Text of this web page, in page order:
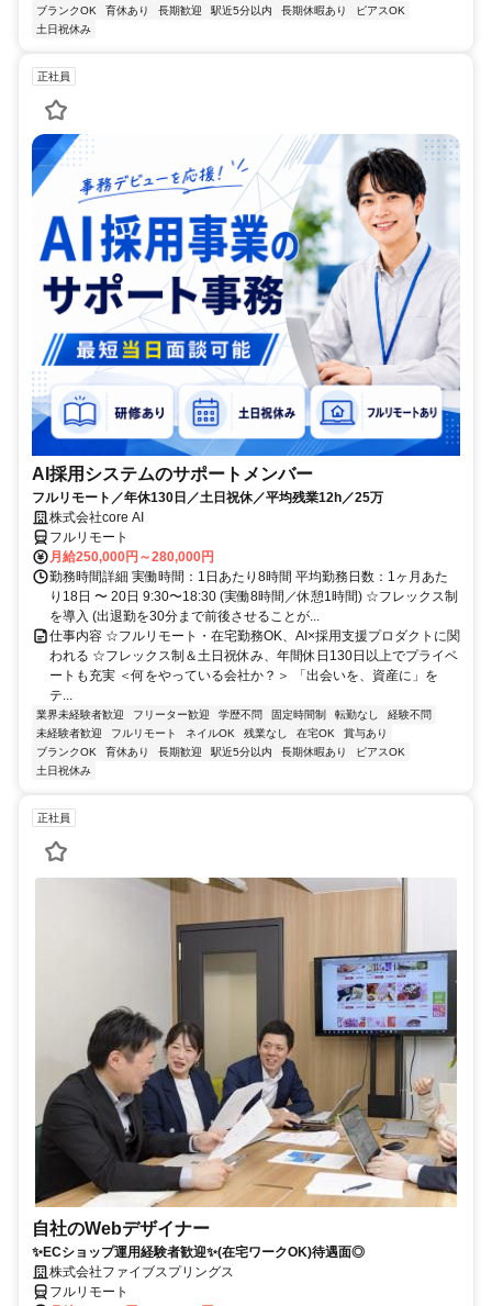
ブランクOK
育休あり 長期歓迎 駅近5分以内 長期休暇あり
ピアスOK
土日祝休み
正社員
AI採用システムのサポートメンバー
フルリモート／年休130日／土日祝休／平均残業12h／25万
株式会社core AI
フルリモート
月給250,000円～280,000円
勤務時間詳細 実働時間：1日あたり8時間 平均勤務日数：1ヶ月あた
り18日 〜 20日 9:30〜18:30 (実働8時間／休憩1時間) ☆フレックス制
を導入 (出退勤を30分まで前後させることが...
仕事内容 ☆フルリモート・在宅勤務OK、AI×採用支援プロダクトに関
われる ☆フレックス制＆土日祝休み、年間休日130日以上でプライベ
ートも充実 ＜何をやっている会社か？＞ 「出会いを、資産に」を
テ...
業界未経験者歓迎 フリーター歓迎 学歴不問 固定時間制 転勤なし
経験不問
未経験者歓迎
フルリモート ネイルOK 残業なし 在宅OK
賞与あり
ブランクOK
育休あり 長期歓迎 駅近5分以内 長期休暇あり
ピアスOK
土日祝休み
正社員
自社のWebデザイナー
✨ECショップ運用経験者歓迎✨(在宅ワークOK)待遇面◎
株式会社ファイブスプリングス
フルリモート